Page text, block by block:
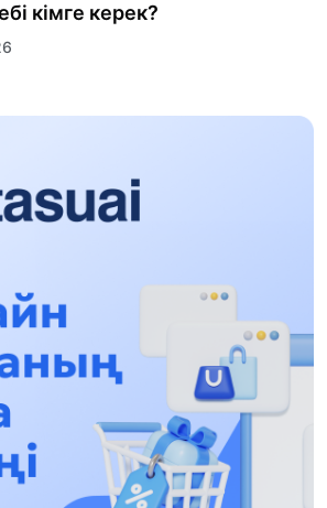
кімге керек?
Абай облысында
Күшті билікке күшті